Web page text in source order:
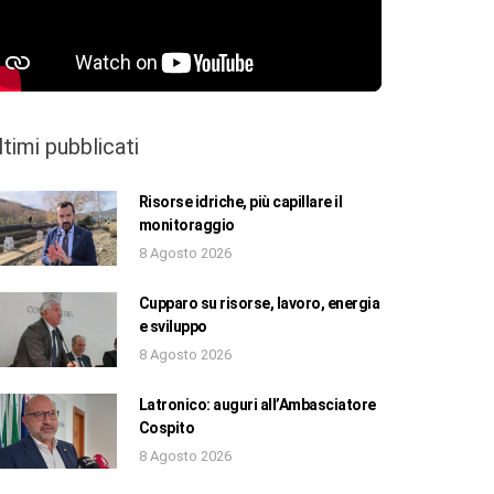
pubblicati
Risorse idriche, più capillare il
monitoraggio
8 Agosto 2026
Cupparo su risorse, lavoro, energia
e sviluppo
8 Agosto 2026
Latronico: auguri all’Ambasciatore
Cospito
8 Agosto 2026